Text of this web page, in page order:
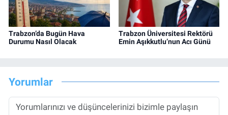
Trabzon’da Bugün Hava
Durumu Nasıl Olacak
Trabzon Üniversitesi Rektörü
Emin Aşıkkutlu’nun Acı Günü
Yorumlar